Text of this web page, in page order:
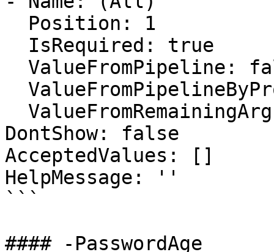
DontShow: false
AcceptedValues: []
HelpMessage: ''
```
#### -PasswordAge